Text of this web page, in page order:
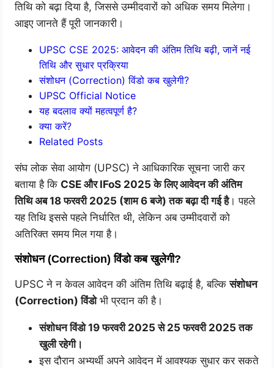
तिथि को बढ़ा दिया है, जिससे उम्मीदवारों को अधिक समय मिलेगा।
आइए जानते हैं पूरी जानकारी।
UPSC CSE 2025: आवेदन की अंतिम तिथि बढ़ी, जानें नई
तिथि और सुधार प्रक्रिया
संशोधन (Correction) विंडो कब खुलेगी?
UPSC Official Notice
यह बदलाव क्यों महत्वपूर्ण है?
क्या करें?
Related Posts
संघ लोक सेवा आयोग (UPSC) ने आधिकारिक सूचना जारी कर
बताया है कि CSE और IFoS 2025 के लिए आवेदन की अंतिम
तिथि अब 18 फरवरी 2025 (शाम 6 बजे) तक बढ़ा दी गई है। पहले
यह तिथि इससे पहले निर्धारित थी, लेकिन अब उम्मीदवारों को
अतिरिक्त समय मिल गया है।
संशोधन (Correction) विंडो कब खुलेगी?
UPSC ने न केवल आवेदन की अंतिम तिथि बढ़ाई है, बल्किसंशोधन
(Correction) विंडोभी प्रदान की है।
संशोधन विंडो 19 फरवरी 2025 से 25 फरवरी 2025 तक
खुली रहेगी।
इस दौरान अभ्यर्थी अपने आवेदन में आवश्यक सुधार कर सकते